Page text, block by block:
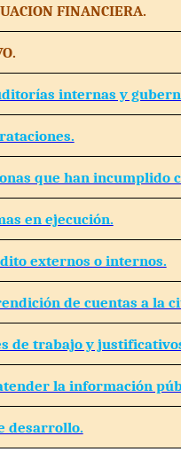
FINANCIERA.
internas y
que han incumplido
en ejecución.
externos o internos.
de cuentas a la
de trabajo y
la información
desarrollo.